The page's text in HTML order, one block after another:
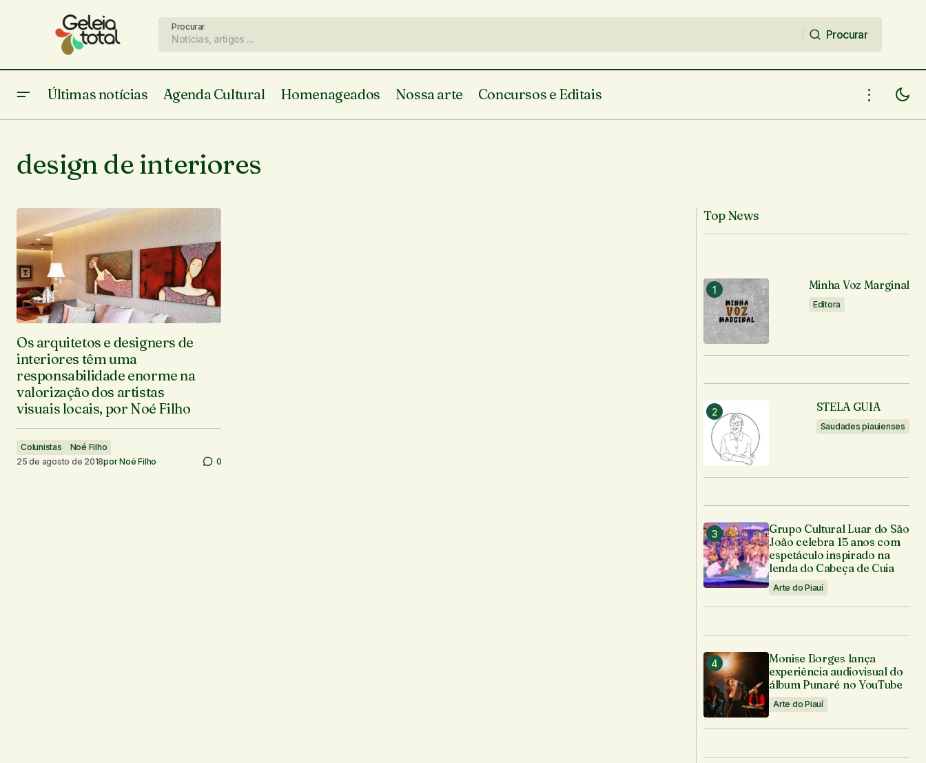
Procurar
Procurar
Últimas notícias Agenda Cultural Homenageados Nossa arte Concursos e Editais
design de interiores
Os arquitetos e designers de
interiores têm uma
responsabilidade enorme na
valorização dos artistas
visuais locais, por Noé Filho
Colunistas
Noé Filho
25 de agosto de 2018porNoé Filho 0
Top News
Minha Voz Marginal
Editora
STELA GUIA
Saudades piauienses
Grupo Cultural Luar do São
João celebra 15 anos com
espetáculo inspirado na
lenda do Cabeça de Cuia
Arte do Piauí
Monise Borges lança
experiência audiovisual do
álbum Punaré no YouTube
Arte do Piauí